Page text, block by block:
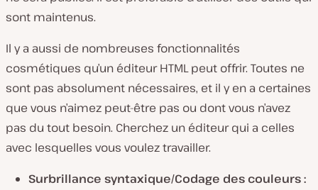
sont maintenus.
Il y a aussi de nombreuses fonctionnalités
cosmétiques qu’un éditeur HTML peut offrir. Toutes ne
sont pas absolument nécessaires, et il y en a certaines
que vous n’aimez peut-être pas ou dont vous n’avez
pas du tout besoin. Cherchez un éditeur qui a celles
avec lesquelles vous voulez travailler.
Surbrillance syntaxique/Codage des couleurs :